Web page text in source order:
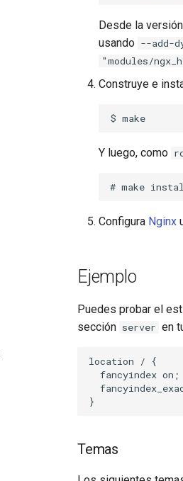
Desde la
usando --add-
"modules/
Construye e
Y luego, como
Configura Nginx
Ejemplo
Puedes probar el
sección server en
location / {
fancyindex on;
Temas